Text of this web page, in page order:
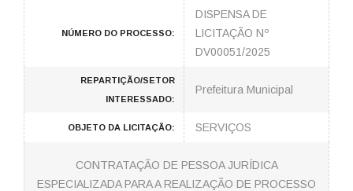
NÚMERO DO PROCESSO:
DISPENSA DE
LICITAÇÃO Nº
DV00051/2025
REPARTIÇÃO/SETOR
INTERESSADO:
Prefeitura Municipal
OBJETO DA LICITAÇÃO: SERVIÇOS
CONTRATAÇÃO DE PESSOA JURÍDICA
ESPECIALIZADA PARA A REALIZAÇÃO DE PROCESSO